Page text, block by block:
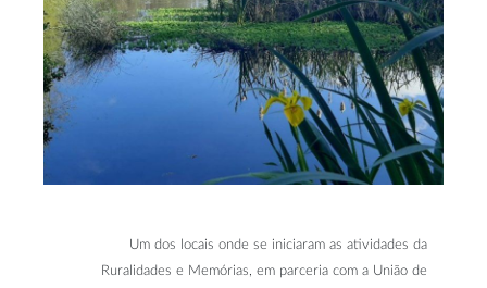
Um dos locais onde se iniciaram as atividades da
Ruralidades e Memórias, em parceria com a União de